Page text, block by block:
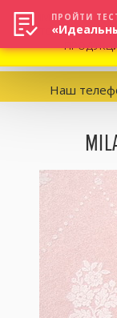
Наш
ВНИМАНИЕ! В
УТОЧНЯТЬ
ПРОЙТИ